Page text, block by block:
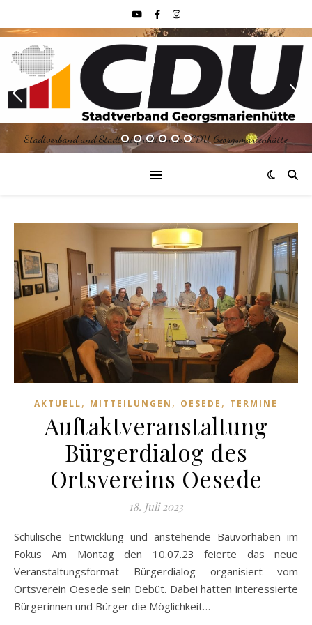
Stadtverband und Stadtratsfraktion der CDU Georgsmarienhütte
AKTUELL, MITTEILUNGEN , OESEDE , TERMINE
Auftaktveranstaltung
Bürgerdialog des
Ortsvereins Oesede
18. Juli 2023
Schulische Entwicklung und anstehende Bauvorhaben im
Fokus Am Montag den 10.07.23 feierte das neue
Veranstaltungsformat Bürgerdialog organisiert vom
Ortsverein Oesede sein Debüt. Dabei hatten interessierte
Bürgerinnen und Bürger die Möglichkeit…